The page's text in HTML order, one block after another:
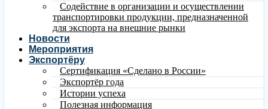
Содействие в организации и осуществлении
транспортировки продукции, предназначенной
для экспорта на внешние рынки
Новости
Мероприятия
Экспортёру
Сертификация «Сделано в России»
Экспортёр года
Истории успеха
Полезная информация